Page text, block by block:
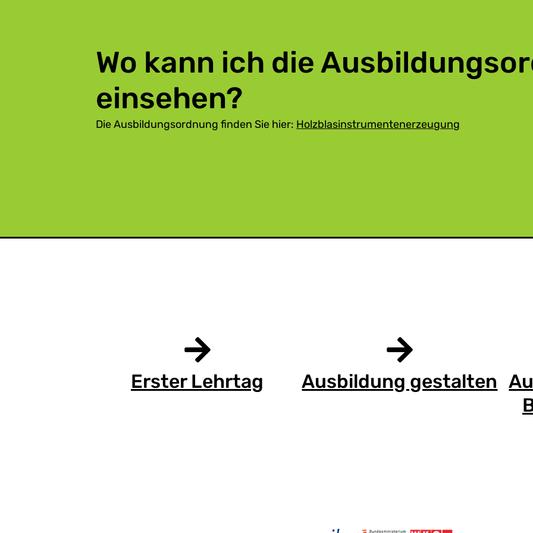
Wo kann ich die
einsehen?
Die Ausbildungsordnung finden Sie hier: Holzblasinstrumentenerzeugung
Erster Lehrtag Ausbildung gestalten